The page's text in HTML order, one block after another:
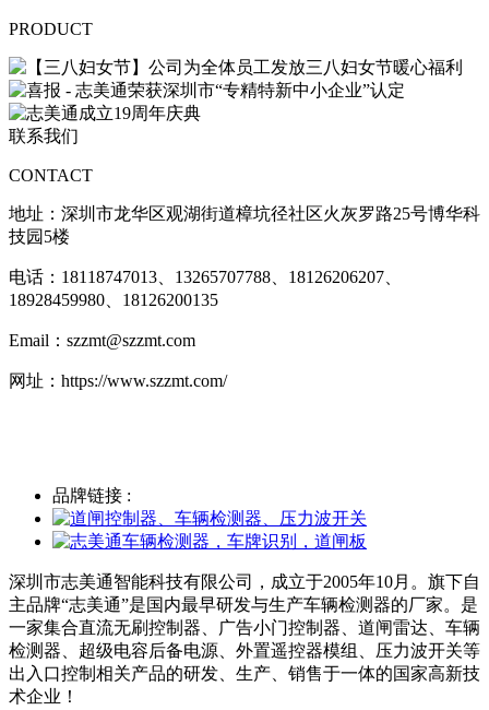
PRODUCT
联系我们
CONTACT
地址： 深圳市龙华区观湖街道樟坑径社区火灰罗路25号博华科
技园5楼
电话：18118747013、 13265707788、18126206207、
18928459980、18126200135
Email：szzmt@szzmt.com
网址：https://www.szzmt.com/
品牌链接 :
深圳市志美通智能科技有限公司，成立于2005年10月。旗下自
主品牌“志美通”是国内最早研发与生产车辆检测器的厂家。是
一家集合直流无刷控制器、广告小门控制器、道闸雷达、车辆
检测器、超级电容后备电源、外置遥控器模组、压力波开关等
出入口控制相关产品的研发、生产、销售于一体的国家高新技
术企业！